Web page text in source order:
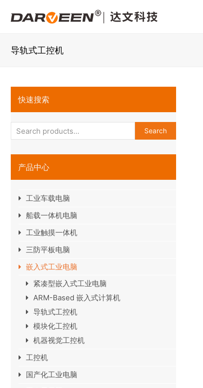
导轨式工控机
快速搜索
Search
产品中心
工业车载电脑
船载一体机电脑
工业触摸一体机
三防平板电脑
嵌入式工业电脑
紧凑型嵌入式工业电脑
ARM-Based 嵌入式计算机
导轨式工控机
模块化工控机
机器视觉工控机
工控机
国产化工业电脑